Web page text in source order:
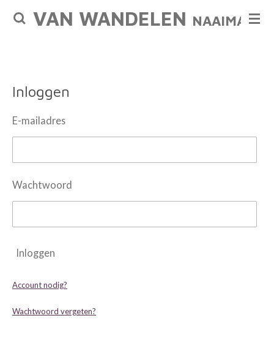
Ga
hoofdinhoud
VAN WANDELEN
Inloggen
E-mailadres
Wachtwoord
Inloggen
Account nodig?
Wachtwoord vergeten?